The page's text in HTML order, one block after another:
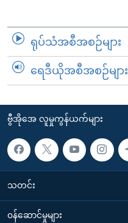
ရုပ်သံအစီအစဉ်များ
ရေဒီယိုအစီအစဉ်များ
ဗွီအိုအေ လူမှုကွန်ယက်များ
သတင်း
၀န်ဆောင်မှုများ